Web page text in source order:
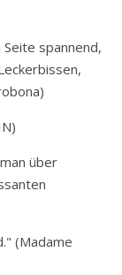
spannend,
über
(Madame